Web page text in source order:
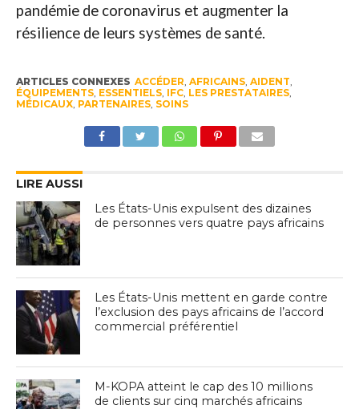
pandémie de coronavirus et augmenter la
résilience de leurs systèmes de santé.
ARTICLES CONNEXES ACCÉDER AFRICAINS, AIDENT
ÉQUIPEMENTS, ESSENTIELS, IFC, LES PRESTATAIRES,
MÉDICAUX, PARTENAIRES, SOINS
LIRE AUSSI
Les États-Unis expulsent des dizaines
de personnes vers quatre pays africains
Les États-Unis mettent en garde contre
l’exclusion des pays africains de l’accord
commercial préférentiel
M-KOPA atteint le cap des 10 millions
de clients sur cinq marchés africains